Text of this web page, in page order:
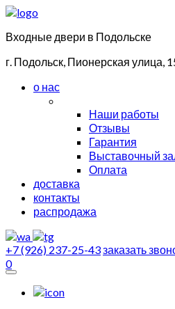
Входные двери в Подольске
г. Подольск, Пионерская улица,
о нас
Наши работы
Отзывы
Гарантия
Выставочный
Оплата
доставка
контакты
распродажа
+7 (926) 237-25-43заказать
0